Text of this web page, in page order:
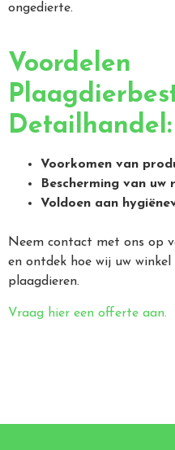
ongedierte.
Voordelen
Detailhandel:
Voorkomen van
Bescherming van uw
Voldoen aan
Neem contact met ons op
en ontdek hoe wij uw
plaagdieren.
Vraag hier een offerte aan.